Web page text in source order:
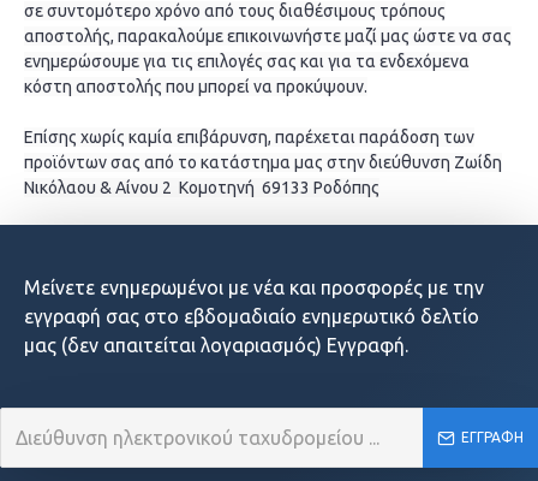
σε συντομότερο χρόνο από τους διαθέσιμους τρόπους
αποστολής, παρακαλούμε επικοινωνήστε μαζί μας ώστε να σας
ενημερώσουμε για τις επιλογές σας και για τα ενδεχόμενα
κόστη αποστολής που μπορεί να προκύψουν.
Επίσης χωρίς καμία επιβάρυνση, παρέχεται παράδοση των
προϊόντων σας από το κατάστημα μας στην διεύθυνση Ζωίδη
Νικόλαου & Αίνου 2 Κομοτηνή 69133 Ροδόπης
Μείνετε ενημερωμένοι με νέα και προσφορές με την
εγγραφή σας στο εβδομαδιαίο ενημερωτικό δελτίο
μας (δεν απαιτείται λογαριασμός) Εγγραφή.
ΕΓΓΡΑΦΉ